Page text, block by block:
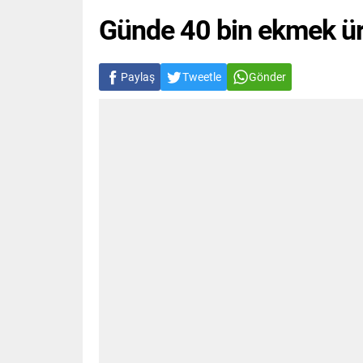
Günde 40 bin ekmek
Paylaş Tweetle Gönder